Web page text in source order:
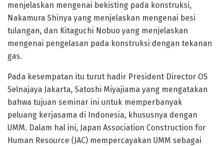
menjelaskan mengenai bekisting pada konstruksi,
Nakamura Shinya yang menjelaskan mengenai besi
tulangan, dan Kitaguchi Nobuo yang menjelaskan
mengenai pengelasan pada konstruksi dengan tekanan
gas.
Pada kesempatan itu turut hadir President Director OS
Selnajaya Jakarta, Satoshi Miyajiama yang mengatakan
bahwa tujuan seminar ini untuk memperbanyak
peluang kerjasama di Indonesia, khususnya dengan
UMM. Dalam hal ini, Japan Association Construction for
Human Resource (JAC) mempercayakan UMM sebagai